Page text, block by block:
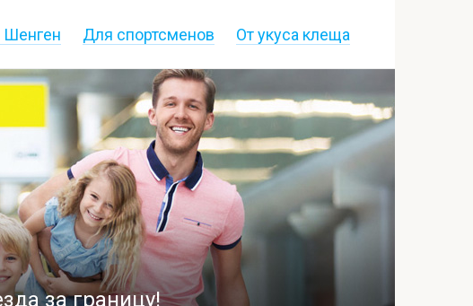
Для спортсменов От укуса клеща
за границу!